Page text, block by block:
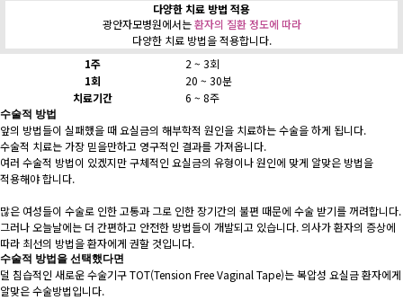
다양한 치료 방법 적용
광안자모병원에서는환자의 질환 정도에 따라
다양한 치료 방법을 적용합니다.
1주
2 ~ 3회
1회
20 ~ 30분
치료기간
6 ~ 8주
수술적 방법
앞의 방법들이 실패했을 때 요실금의 해부학적 원인을 치료하는 수술을 하게 됩니다.
수술적 치료는 가장 믿을만하고 영구적인 결과를 가져옵니다.
여러 수술적 방법이 있겠지만 구체적인 요실금의 유형이나 원인에 맞게 알맞은 방법을
적용해야 합니다.
많은 여성들이 수술로 인한 고통과 그로 인한 장기간의 불편 때문에 수술 받기를 꺼려합니다.
그러나 오늘날에는 더 간편하고 안전한 방법들이 개발되고 있습니다. 의사가 환자의 증상에
따라 최선의 방법을 환자에게 권할 것입니다.
수술적 방법을 선택했다면
덜 침습적인 새로운 수술기구 TOT(Tension Free Vaginal Tape)는 복압성 요실금 환자에게
알맞은 수술방법입니다.